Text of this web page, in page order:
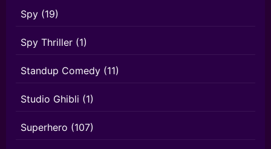
Spy (19)
Spy Thriller (1)
Standup Comedy (11)
Studio Ghibli (1)
Superhero (107)